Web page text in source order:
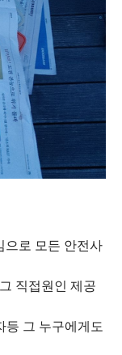
으로 모든 안전사
직접원인 제공
등 그 누구에게도